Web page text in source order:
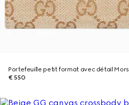
Portefeuille petit format avec détail Mors
€ 550